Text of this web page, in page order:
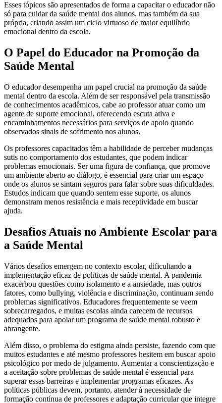
Esses tópicos são apresentados de forma a capacitar o educador não
só para cuidar da saúde mental dos alunos, mas também da sua
própria, criando assim um ciclo virtuoso de maior equilíbrio
emocional dentro da escola.
O Papel do Educador na Promoção da
Saúde Mental
O educador desempenha um papel crucial na promoção da saúde
mental dentro da escola. Além de ser responsável pela transmissão
de conhecimentos acadêmicos, cabe ao professor atuar como um
agente de suporte emocional, oferecendo escuta ativa e
encaminhamentos necessários para serviços de apoio quando
observados sinais de sofrimento nos alunos.
Os professores capacitados têm a habilidade de perceber mudanças
sutis no comportamento dos estudantes, que podem indicar
problemas emocionais. Ser uma figura de confiança, que promove
um ambiente aberto ao diálogo, é essencial para criar um espaço
onde os alunos se sintam seguros para falar sobre suas dificuldades.
Estudos indicam que quando sentem esse suporte, os alunos
demonstram menos resistência e mais receptividade em buscar
ajuda.
Desafios Atuais no Ambiente Escolar para
a Saúde Mental
Vários desafios emergem no contexto escolar, dificultando a
implementação eficaz de políticas de saúde mental. A pandemia
exacerbou questões como isolamento e a ansiedade, mas outros
fatores, como bullying, violência e discriminação, continuam sendo
problemas significativos. Educadores frequentemente se veem
sobrecarregados, e muitas escolas ainda carecem de recursos
adequados para apoiar um programa de saúde mental robusto e
abrangente.
Além disso, o problema do estigma ainda persiste, fazendo com que
muitos estudantes e até mesmo professores hesitem em buscar apoio
psicológico por medo de julgamento. Aumentar a conscientização e
a aceitação sobre problemas de saúde mental é essencial para
superar essas barreiras e implementar programas eficazes. As
políticas públicas devem, portanto, atender à necessidade de
formação contínua de professores e adaptação curricular que integre